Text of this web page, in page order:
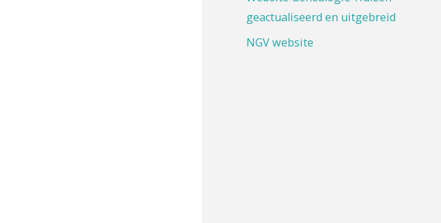
geactualiseerd en uitgebreid
NGV website